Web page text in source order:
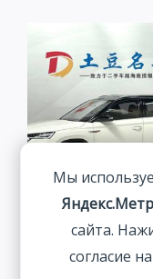
Skoda Kamiq 1.5L
2WD 2022
1 877 800₽
Мы
сайта.
согласие